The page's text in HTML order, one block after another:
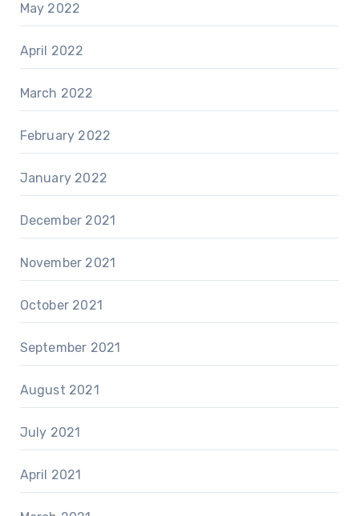
May 2022
April 2022
March 2022
February 2022
January 2022
December 2021
November 2021
October 2021
September 2021
August 2021
July 2021
April 2021